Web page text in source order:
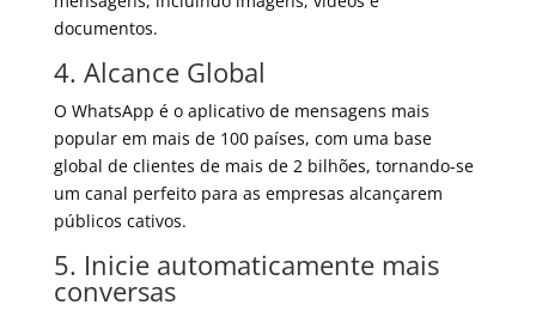
documentos.
4. Alcance Global
O WhatsApp é o aplicativo de mensagens mais
popular em mais de 100 países, com uma base
global de clientes de mais de 2 bilhões, tornando-se
um canal perfeito para as empresas alcançarem
públicos cativos.
5. Inicie automaticamente mais
conversas